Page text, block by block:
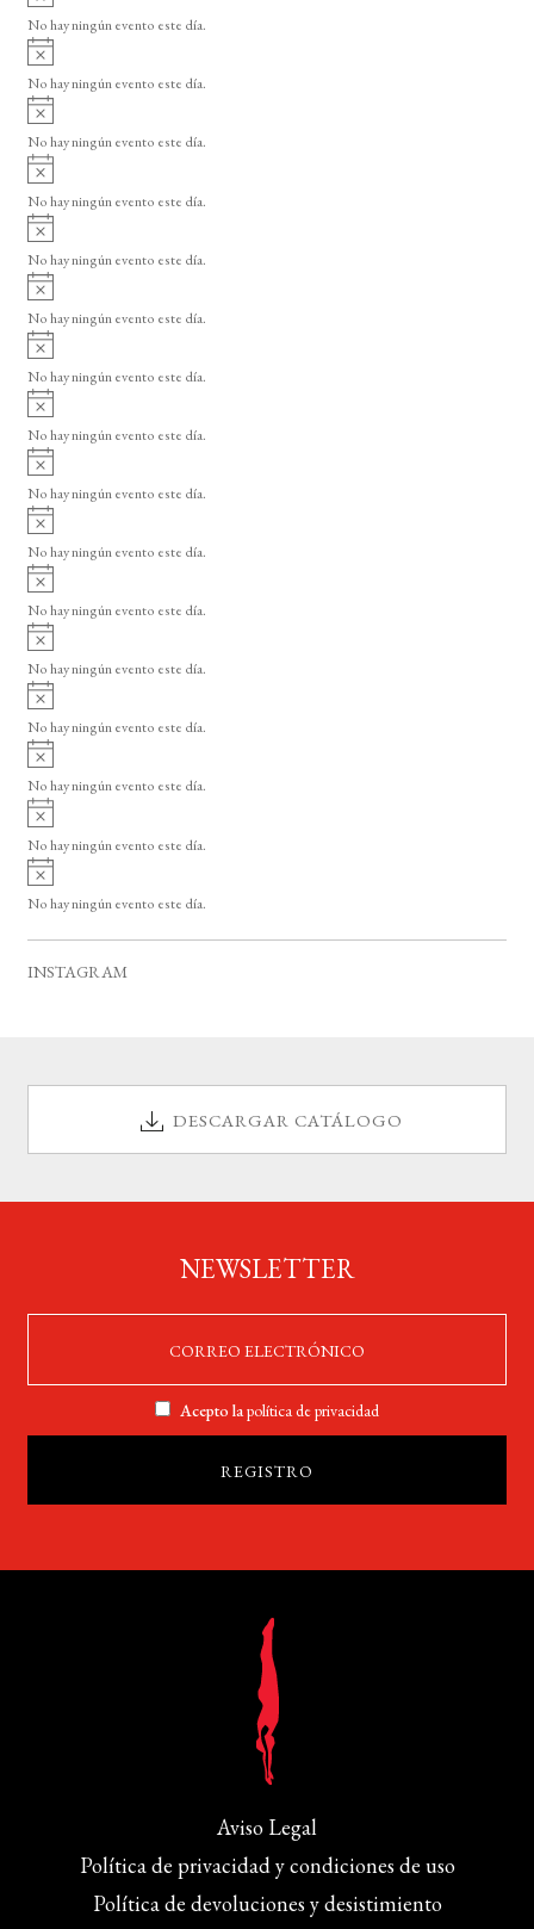
o
v
i
o
No hay ningún evento este día.
A
v
i
o
No hay ningún evento este día.
A
v
i
o
No hay ningún evento este día.
A
v
i
o
No hay ningún evento este día.
A
v
i
o
No hay ningún evento este día.
A
v
i
o
No hay ningún evento este día.
A
v
i
o
No hay ningún evento este día.
A
v
i
o
No hay ningún evento este día.
A
v
i
o
No hay ningún evento este día.
A
v
i
o
No hay ningún evento este día.
A
v
i
o
No hay ningún evento este día.
A
v
i
o
No hay ningún evento este día.
A
v
i
o
No hay ningún evento este día.
A
v
i
o
No hay ningún evento este día.
A
v
i
o
No hay ningún evento este día.
A
v
i
No hay ningún evento este día.
INSTAGRAM
DESCARGAR CATÁLOGO
NEWSLETTER
Acepto lapolítica de privacidad
Aviso Legal
Política de privacidad y condiciones de uso
Política de devoluciones y desistimiento